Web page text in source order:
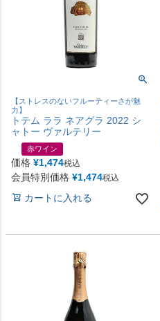
【ストレスのないフルーティーさが魅
力】
トテム ララ ネアグラ 2022 シ
ャトー ヴァルテリー
赤ワイン
価格 ¥1,474税込
会員特別価格 ¥1,474税込
カートに入れる